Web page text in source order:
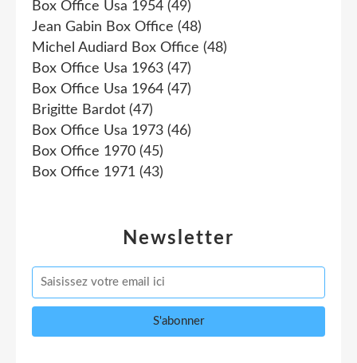
Newsletter
Box Office Usa 1954 (49)
Jean Gabin Box Office (48)
Michel Audiard Box Office (48)
Box Office Usa 1963 (47)
Box Office Usa 1964 (47)
Brigitte Bardot (47)
Box Office Usa 1973 (46)
Box Office 1970 (45)
Box Office 1971 (43)